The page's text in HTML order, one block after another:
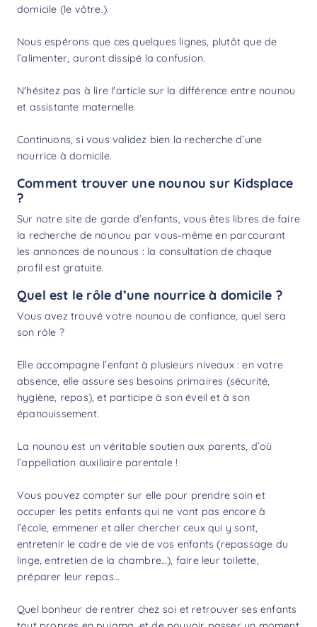
domicile (le vôtre.).
Nous espérons que ces quelques lignes, plutôt que de
l’alimenter, auront dissipé la confusion.
N'hésitez pas à lire l'article sur la différence entre nounou
et assistante maternelle.
Continuons, si vous validez bien la recherche d’une
nourrice à domicile.
Comment trouver une nounou sur Kidsplace
?
Sur notre site de garde d’enfants, vous êtes libres de faire
la recherche de nounou par vous-même en parcourant
les annonces de nounous : la consultation de chaque
profil est gratuite.
Quel est le rôle d’une nourrice à domicile ?
Vous avez trouvé votre nounou de confiance, quel sera
son rôle ?
Elle accompagne l’enfant à plusieurs niveaux : en votre
absence, elle assure ses besoins primaires (sécurité,
hygiène, repas), et participe à son éveil et à son
épanouissement.
La nounou est un véritable soutien aux parents, d’où
l’appellation auxiliaire parentale !
Vous pouvez compter sur elle pour prendre soin et
occuper les petits enfants qui ne vont pas encore à
l’école, emmener et aller chercher ceux qui y sont,
entretenir le cadre de vie de vos enfants (repassage du
linge, entretien de la chambre…), faire leur toilette,
préparer leur repas…
Quel bonheur de rentrer chez soi et retrouver ses enfants